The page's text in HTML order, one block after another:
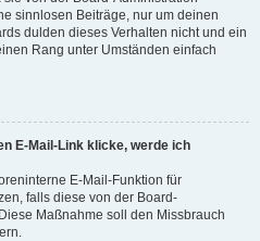
sinnlosen Beiträge, nur um deinen
dulden dieses Verhalten nicht und ein
Rang unter Umständen einfach
E-Mail-Link klicke, werde ich
E-Mail-Funktion für
falls diese von der Board-
Maßnahme soll den Missbrauch